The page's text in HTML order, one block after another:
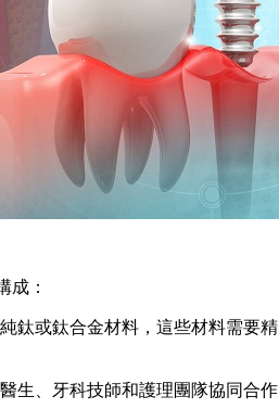
：
或鈦合金材料，這些材料需要
、牙科技師和護理團隊協同合作